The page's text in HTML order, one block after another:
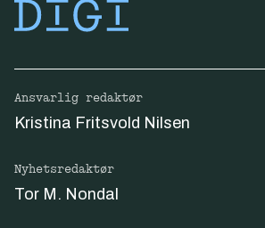
Ansvarlig redaktør
Kristina Fritsvold Nilsen
Nyhetsredaktør
Tor M. Nondal